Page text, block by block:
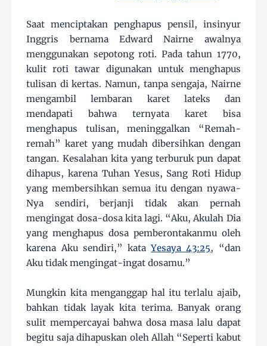
Saat menciptakan penghapus pensil, insinyur
Inggris bernama Edward Nairne awalnya
menggunakan sepotong roti. Pada tahun 1770,
kulit roti tawar digunakan untuk menghapus
tulisan di kertas. Namun, tanpa sengaja, Nairne
mengambil lembaran karet lateks dan
mendapati bahwa ternyata karet bisa
menghapus tulisan, meninggalkan “Remah-
remah” karet yang mudah dibersihkan dengan
tangan. Kesalahan kita yang terburuk pun dapat
dihapus, karena Tuhan Yesus, Sang Roti Hidup
yang membersihkan semua itu dengan nyawa-
Nya sendiri, berjanji tidak akan pernah
mengingat dosa-dosa kita lagi. “Aku, Akulah Dia
yang menghapus dosa pemberontakanmu oleh
karena Aku sendiri,” kataYesaya 43:25, “dan
Aku tidak mengingat-ingat dosamu.”
Mungkin kita menganggap hal itu terlalu ajaib,
bahkan tidak layak kita terima. Banyak orang
sulit mempercayai bahwa dosa masa lalu dapat
begitu saja dihapuskan oleh Allah “Seperti kabut